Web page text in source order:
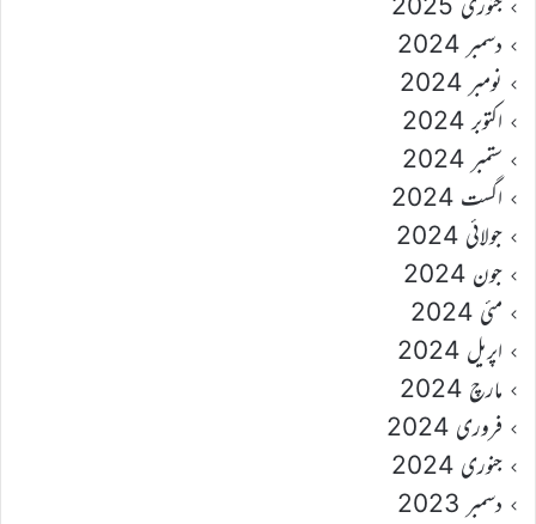
دسمبر 2024
نومبر 2024
اکتوبر 2024
ستمبر 2024
اگست 2024
جولائی 2024
جون 2024
مئی 2024
اپریل 2024
مارچ 2024
فروری 2024
جنوری 2024
دسمبر 2023